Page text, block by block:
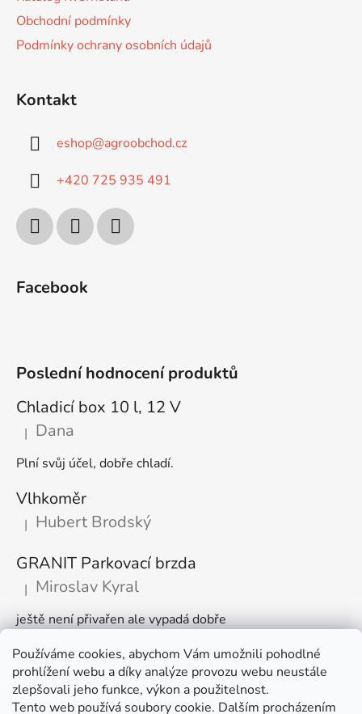
Používáme cookies, abychom Vám umožnili pohodlné
prohlížení webu a díky analýze provozu webu neustále
zlepšovali jeho funkce, výkon a použitelnost.
Tento web používá soubory cookie. Dalším procházením
Obchodní podmínky
Podmínky ochrany osobních údajů
Kontakt
eshop@agroobchod.cz
+420 725 935 491
Facebook
Poslední hodnocení produktů
Chladicí box 10 l, 12 V
Hodnocení produktu je 5 z 5 hvězdiček.
| Dana
Plní svůj účel, dobře chladí.
Vlhkoměr
Hodnocení produktu je 5 z 5 hvězdiček.
| Hubert Brodský
GRANIT Parkovací brzda
Hodnocení produktu je 5 z 5 hvězdiček.
| Miroslav Kyral
ještě není přivařen ale vypadá dobře
Články
🌾 Prodlužujeme otevírací dobu na sezónu